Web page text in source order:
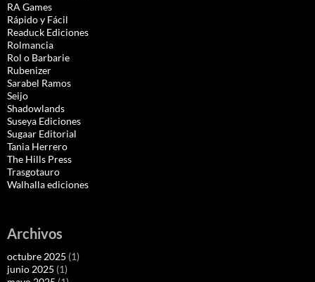
RA Games
Rápido y Fácil
Readuck Ediciones
Rolmancia
Rol o Barbarie
Rubenizer
Sarabel Ramos
Seijo
Shadowlands
Suseya Ediciones
Sugaar Editorial
Tania Herrero
The Hills Press
Trasgotauro
Walhalla ediciones
Archivos
octubre 2025 (1)
junio 2025 (1)